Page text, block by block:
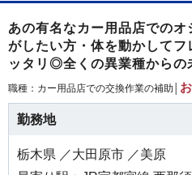
あの有名なカー用品店での
がしたい方・体を動かして
ッタリ◎全くの異業種からの
職種：カー用品店での交換作業の補助│
勤務地
栃木県 ／大田原市 ／美原